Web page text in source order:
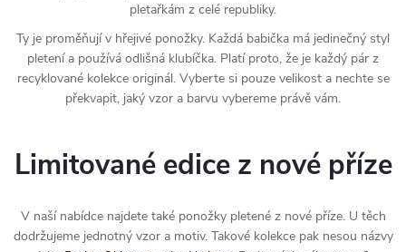
pletařkám z celé republiky.
Ty je proměňují v hřejivé ponožky. Každá babička má jedinečný styl
pletení a používá odlišná klubíčka. Platí proto, že je každý pár z
recyklované kolekce originál. Vyberte si pouze velikost a nechte se
překvapit, jaký vzor a barvu vybereme právě vám.
Limitované edice z nové příze
V naší nabídce najdete také ponožky pletené z nové příze. U těch
dodržujeme jednotný vzor a motiv. Takové kolekce pak nesou názvy